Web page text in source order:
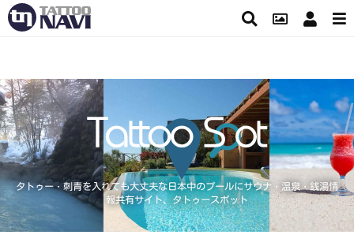
タトゥー・刺青を入れても大丈夫な日本中のプールにサウナ・温泉・銭湯情
報共有サイト、タトゥースポット